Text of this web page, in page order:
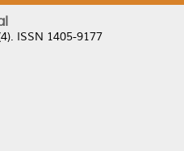
ISSN 1405-9177